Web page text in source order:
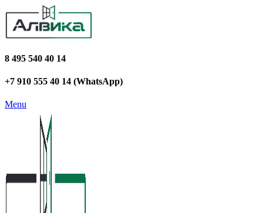
8 495 540 40 14
+7 910 555 40 14 (WhatsApp)
Menu